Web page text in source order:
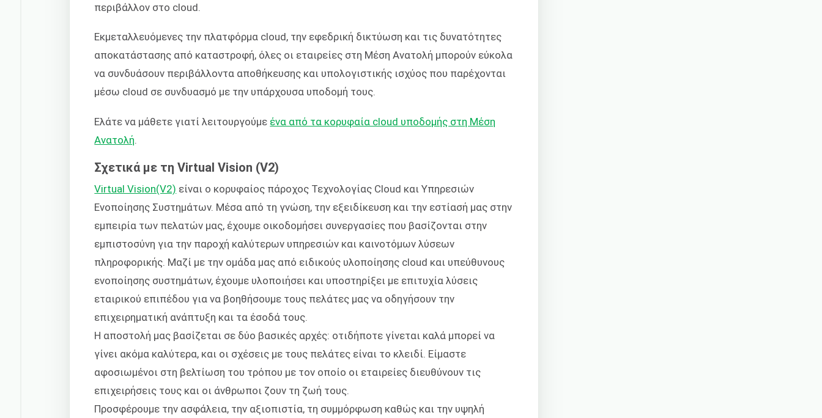
περιβάλλον στο cloud.
Εκμεταλλευόμενες την πλατφόρμα cloud, την εφεδρική δικτύωση και τις δυνατότητες
αποκατάστασης από καταστροφή, όλες οι εταιρείες στη Μέση Ανατολή μπορούν εύκολα
να συνδυάσουν περιβάλλοντα αποθήκευσης και υπολογιστικής ισχύος που παρέχονται
μέσω cloud σε συνδυασμό με την υπάρχουσα υποδομή τους.
Ελάτε να μάθετε γιατί λειτουργούμε ένα από τα κορυφαία cloud υποδομής στη Μέση
Ανατολή
Σχετικά με τη Virtual Vision (V2)
Virtual Vision(V2) είναι ο κορυφαίος πάροχος Τεχνολογίας Cloud και Υπηρεσιών
Ενοποίησης Συστημάτων. Μέσα από τη γνώση, την εξειδίκευση και την εστίασή μας στην
εμπειρία των πελατών μας, έχουμε οικοδομήσει συνεργασίες που βασίζονται στην
εμπιστοσύνη για την παροχή καλύτερων υπηρεσιών και καινοτόμων λύσεων
πληροφορικής. Μαζί με την ομάδα μας από ειδικούς υλοποίησης cloud και υπεύθυνους
ενοποίησης συστημάτων, έχουμε υλοποιήσει και υποστηρίξει με επιτυχία λύσεις
εταιρικού επιπέδου για να βοηθήσουμε τους πελάτες μας να οδηγήσουν την
επιχειρηματική ανάπτυξη και τα έσοδά τους.
Η αποστολή μας βασίζεται σε δύο βασικές αρχές: οτιδήποτε γίνεται καλά μπορεί να
γίνει ακόμα καλύτερα, και οι σχέσεις με τους πελάτες είναι το κλειδί. Είμαστε
αφοσιωμένοι στη βελτίωση του τρόπου με τον οποίο οι εταιρείες διευθύνουν τις
επιχειρήσεις τους και οι άνθρωποι ζουν τη ζωή τους.
Προσφέρουμε την ασφάλεια, την αξιοπιστία, τη συμμόρφωση καθώς και την υψηλή